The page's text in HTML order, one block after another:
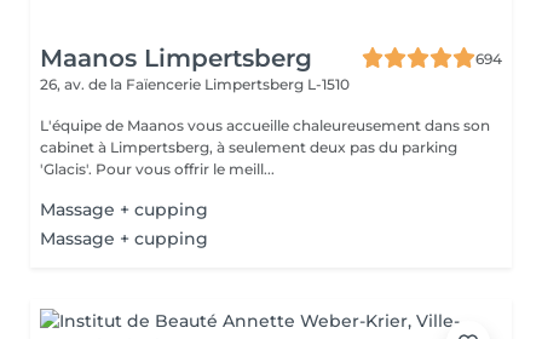
Maanos Limpertsberg
694
26, av. de la Faïencerie Limpertsberg L-1510
L'équipe de Maanos vous accueille chaleureusement dans son
cabinet à Limpertsberg, à seulement deux pas du parking
'Glacis'. Pour vous offrir le meill...
Massage + cupping
Massage + cupping